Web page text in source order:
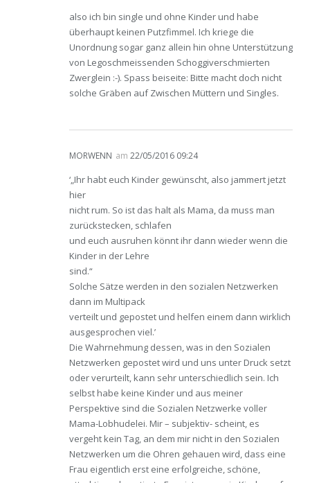
also ich bin single und ohne Kinder und habe
überhaupt keinen Putzfimmel. Ich kriege die
Unordnung sogar ganz allein hin ohne Unterstützung
von Legoschmeissenden Schoggiverschmierten
Zwerglein :-). Spass beiseite: Bitte macht doch nicht
solche Gräben auf Zwischen Müttern und Singles.
MORWENN am 22/05/2016 09:24
‘„Ihr habt euch Kinder gewünscht, also jammert jetzt
hier
nicht rum. So ist das halt als Mama, da muss man
zurückstecken, schlafen
und euch ausruhen könnt ihr dann wieder wenn die
Kinder in der Lehre
sind.“
Solche Sätze werden in den sozialen Netzwerken
dann im Multipack
verteilt und gepostet und helfen einem dann wirklich
ausgesprochen viel.’
Die Wahrnehmung dessen, was in den Sozialen
Netzwerken gepostet wird und uns unter Druck setzt
oder verurteilt, kann sehr unterschiedlich sein. Ich
selbst habe keine Kinder und aus meiner
Perspektive sind die Sozialen Netzwerke voller
Mama-Lobhudelei. Mir – subjektiv- scheint, es
vergeht kein Tag, an dem mir nicht in den Sozialen
Netzwerken um die Ohren gehauen wird, dass eine
Frau eigentlich erst eine erfolgreiche, schöne,